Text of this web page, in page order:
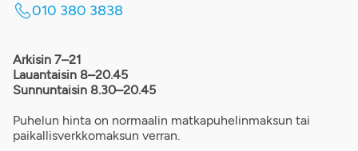
010 380 3838
Arkisin 7–21
Lauantaisin 8–20.45
Sunnuntaisin 8.30–20.45
Puhelun hinta on normaalin matkapuhelinmaksun tai
paikallisverkkomaksun verran.